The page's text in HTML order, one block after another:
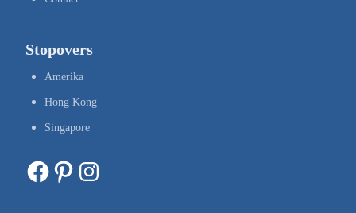
Stopovers
Amerika
Hong Kong
Singapore
Facebook Pinterest Instagram